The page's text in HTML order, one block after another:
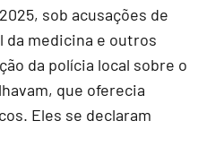
sob acusações de
da medicina e outros
da polícia local sobre o
que oferecia
Eles se declaram